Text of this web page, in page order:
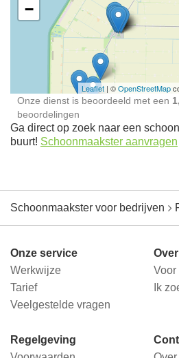
Ontdek meer
Schoonmaakster
jou in de buurt
−
Leaflet | ©OpenStreetMap
Onze dienst is beoordeeld met een
beoordelingen
Ga direct op zoek naar een
buurt! Schoonmaakster aanvragen
Schoonmaakster voor bedrijven
Onze service
Werkwijze
Tarief
Veelgestelde vragen
Voor
Ik
Regelgeving